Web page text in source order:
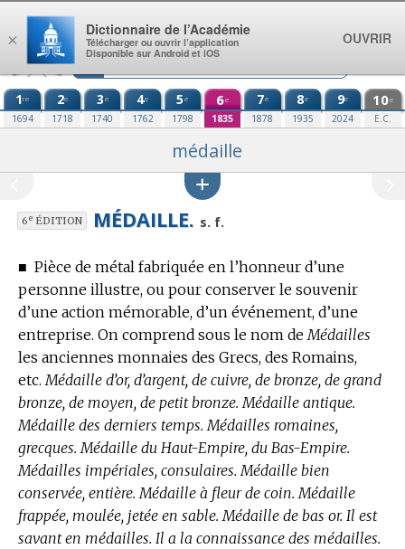
Aller au contenu
1re
1694
2e
1718
3e
1740
4e
1762
5e
1798
6e
1835
7e
1878
8e
1935
9e
2024
10e
E.C.
médaille
6eÉDITION MÉDAILLE. s. f.
■ Pièce de métal fabriquée en l’honneur d’une
personne illustre, ou pour conserver le souvenir
d’une action mémorable, d’un événement, d’une
entreprise. On comprend sous le nom deMédailles
les anciennes monnaies des Grecs, des Romains,
etc.Médaille d’or, d’argent, de cuivre, de bronze, de grand
bronze, de moyen, de petit bronze. Médaille antique.
Médaille des derniers temps. Médailles romaines,
grecques. Médaille du Haut-Empire, du Bas-Empire.
Médailles impériales, consulaires. Médaille bien
conservée, entière. Médaille à fleur de coin. Médaille
frappée, moulée, jetée en sable. Médaille de bas or. Il est
savant en médailles. Il a la connaissance des médailles.
×
Dictionnaire de l’Académie
Télécharger ou ouvrir l’application
Disponible sur Android et iOS
OUVRIR